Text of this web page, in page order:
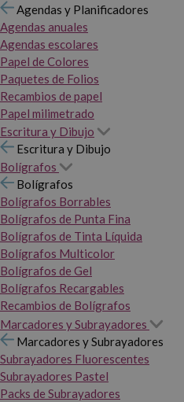
Agendas y Planificadores
Agendas anuales
Agendas escolares
Papel de Colores
Paquetes de Folios
Recambios de papel
Papel milimetrado
Escritura y Dibujo
Escritura y Dibujo
Bolígrafos
Bolígrafos
Bolígrafos Borrables
Bolígrafos de Punta Fina
Bolígrafos de Tinta Líquida
Bolígrafos Multicolor
Bolígrafos de Gel
Bolígrafos Recargables
Recambios de Bolígrafos
Marcadores y Subrayadores
Marcadores y Subrayadores
Subrayadores Fluorescentes
Subrayadores Pastel
Packs de Subrayadores